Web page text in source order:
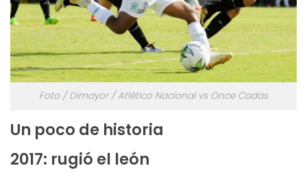
Foto / Dimayor / Atlético Nacional vs Once Cadas
Un poco de historia
2017: rugió el león